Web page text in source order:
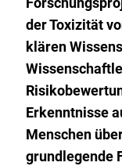
der Toxizität
klären
Erkenntnisse
Menschen
grundlegende